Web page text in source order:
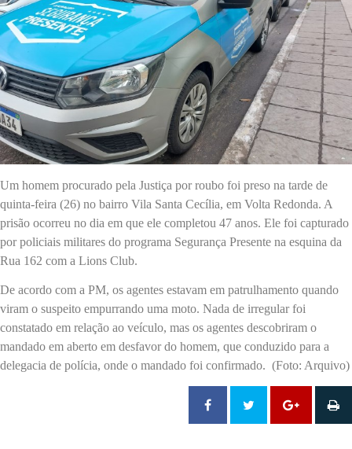
Um homem procurado pela Justiça por roubo foi preso na tarde de
quinta-feira (26) no bairro Vila Santa Cecília, em Volta Redonda. A
prisão ocorreu no dia em que ele completou 47 anos. Ele foi capturado
por policiais militares do programa Segurança Presente na esquina da
Rua 162 com a Lions Club.
De acordo com a PM, os agentes estavam em patrulhamento quando
viram o suspeito empurrando uma moto. Nada de irregular foi
constatado em relação ao veículo, mas os agentes descobriram o
mandado em aberto em desfavor do homem, que conduzido para a
delegacia de polícia, onde o mandado foi confirmado. (Foto: Arquivo)